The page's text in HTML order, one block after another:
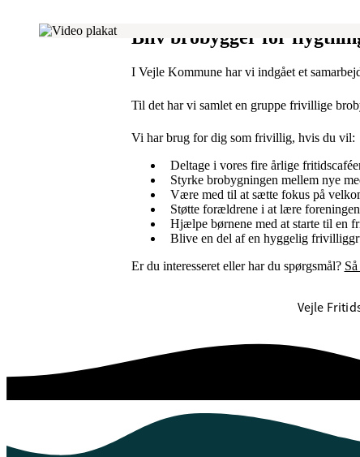
Bliv brobygger for
I Vejle Kommune har vi indgået et
Til det har vi samlet en gruppe frivillige
Vi har brug for dig som frivillig, hvis du vil:
Deltage i vores fire årlige
Styrke brobygningen mellem nye
Være med til at sætte fokus på
Støtte forældrene i at lære
Hjælpe børnene med at starte til en
Blive en del af en hyggelig
Er du interesseret eller har du spørgsmål?
Vejle